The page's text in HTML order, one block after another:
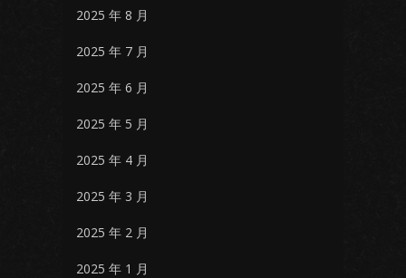
2025 年 8 月
2025 年 7 月
2025 年 6 月
2025 年 5 月
2025 年 4 月
2025 年 3 月
2025 年 2 月
2025 年 1 月